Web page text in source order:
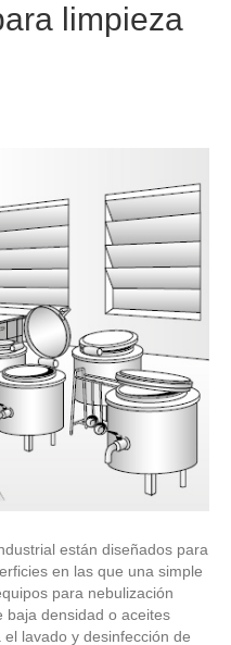
limpieza
están diseñados para
en las que una simple
para nebulización
baja densidad o aceites
lavado y desinfección de